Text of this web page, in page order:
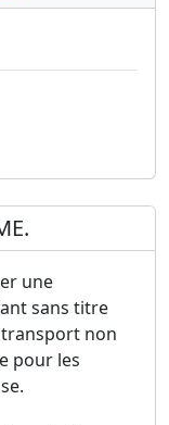
une
sans titre
non
pour les